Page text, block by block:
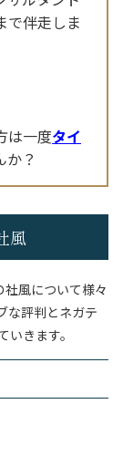
で伴走しま
は一度タイ
か？
風
風について様々
な評判とネガテ
きます。